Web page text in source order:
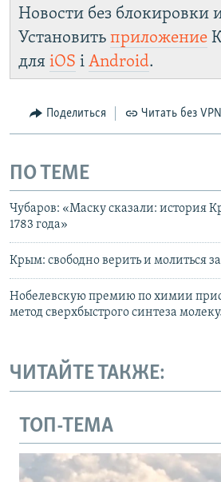
Новости без блокировки
Установить приложение
для iOS і Android.
Поделиться Читать без VPN
ПО ТЕМЕ
Чубаров: «Маску сказали: история
1783 года»
Крым: свободно верить и молиться
Нобелевскую премию по химии
метод сверхбыстрого синтеза
ЧИТАЙТЕ ТАКЖЕ:
ТОП-ТЕМА